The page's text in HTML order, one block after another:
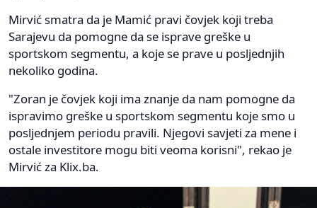
Mirvić smatra da je Mamić pravi čovjek koji treba
Sarajevu da pomogne da se isprave greške u
sportskom segmentu, a koje se prave u posljednjih
nekoliko godina.
"Zoran je čovjek koji ima znanje da nam pomogne da
ispravimo greške u sportskom segmentu koje smo u
posljednjem periodu pravili. Njegovi savjeti za mene i
ostale investitore mogu biti veoma korisni", rekao je
Mirvić za Klix.ba.